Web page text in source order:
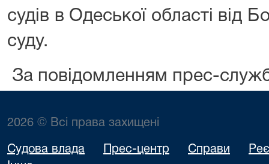
судів в Одеської області від
суду.
За повідомленням прес-
2026 © Всі права захищені
Судова влада Прес-центр Справи